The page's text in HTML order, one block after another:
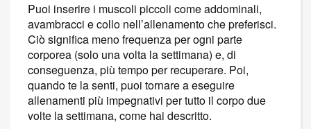
Puoi inserire i muscoli piccoli come addominali,
avambracci e collo nell’allenamento che preferisci.
Ciò significa meno frequenza per ogni parte
corporea (solo una volta la settimana) e, di
conseguenza, più tempo per recuperare. Poi,
quando te la senti, puoi tornare a eseguire
allenamenti più impegnativi per tutto il corpo due
volte la settimana, come hai descritto.